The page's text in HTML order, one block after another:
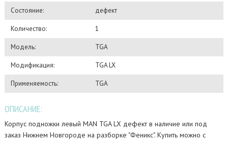
Состояние: дефект
Количество: 1
Модель: TGA
Модификация: TGA LX
Применяемость: TGA
ОПИСАНИЕ:
Корпус подножки левый MAN TGA LX дефект в наличие или под
заказ Нижнем Новгороде на разборке "Феникс". Купить можно с